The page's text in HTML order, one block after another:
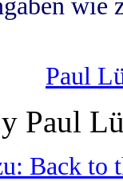
wie
Paul
Paul
Back to